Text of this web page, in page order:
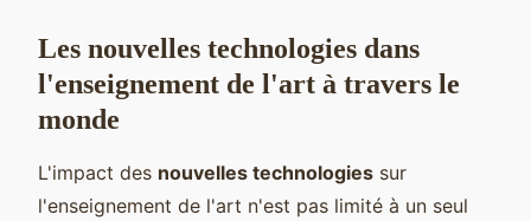
Les nouvelles technologies dans
l'enseignement de l'art à travers le
monde
L'impact des nouvelles technologies sur
l'enseignement de l'art n'est pas limité à un seul